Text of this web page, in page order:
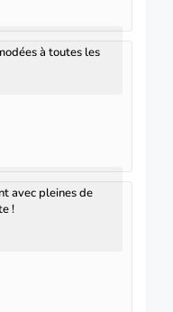
à toutes les
avec pleines de
!